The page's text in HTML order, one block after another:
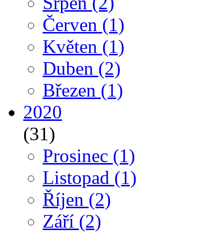
Červen (1)
Květen (1)
Duben (2)
Březen (1)
2020
(31)
Prosinec (1)
Listopad (1)
Říjen (2)
Září (2)